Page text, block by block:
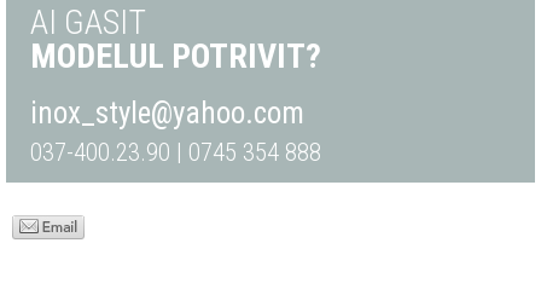
AI GASIT
MODELUL POTRIVIT?
inox_style@yahoo.com
037-400.23.90 | 0745 354 888